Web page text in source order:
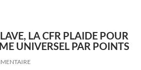
LA CFR PLAIDE POUR
UNIVERSEL PAR POINTS